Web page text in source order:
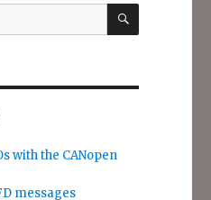
SEARCH
with the CANopen
messages